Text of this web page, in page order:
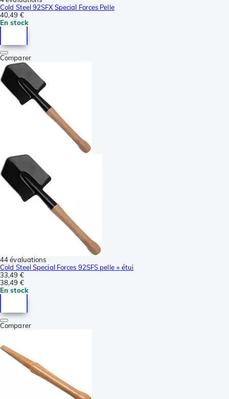
Cold Steel 92SFX Special Forces Pelle
40,49 €
En stock
Comparer
44 évaluations
Cold Steel Special Forces 92SFS pelle + étui
33,49 €
38,49 €
En stock
Comparer